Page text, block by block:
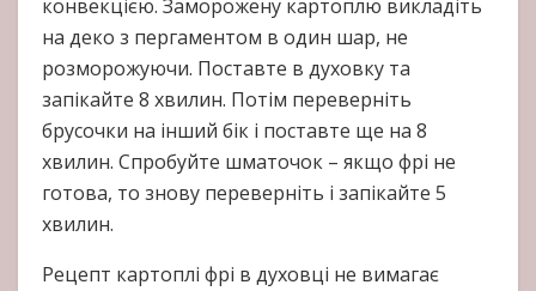
конвекцією. Заморожену картоплю викладіть
на деко з пергаментом в один шар, не
розморожуючи. Поставте в духовку та
запікайте 8 хвилин. Потім переверніть
брусочки на інший бік і поставте ще на 8
хвилин. Спробуйте шматочок – якщо фрі не
готова, то знову переверніть і запікайте 5
хвилин.
Рецепт картоплі фрі в духовці не вимагає